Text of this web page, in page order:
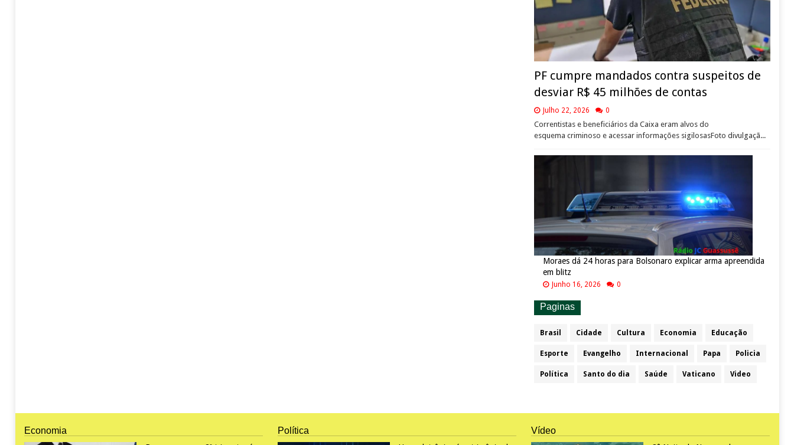
PF cumpre mandados contra suspeitos de
desviar R$ 45 milhões de contas
Julho 22, 2026 0
Correntistas e beneficiários da Caixa eram alvos do
esquema criminoso e acessar informações sigilosasFoto divulgaçã...
Moraes dá 24 horas para Bolsonaro explicar arma apreendida
em blitz
Junho 16, 2026 0
Paginas
Brasil Cidade Cultura Economia Educação
Esporte Evangelho Internacional Papa Policia
Política Santo do dia Saúde Vaticano Video
Economia Política Vídeo